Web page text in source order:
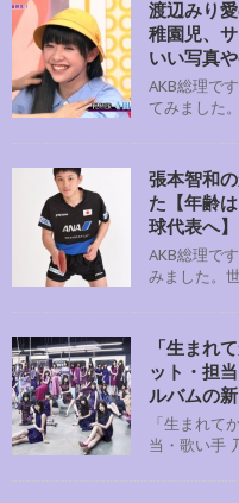
渡辺みり
稚園児、
いい写真
AKB総理で
てみました
張本智和
た【年齢
球代表へ】
AKB総理で
みました。
「生まれ
ット・担
ルバムの
「生まれて
当・歌い手